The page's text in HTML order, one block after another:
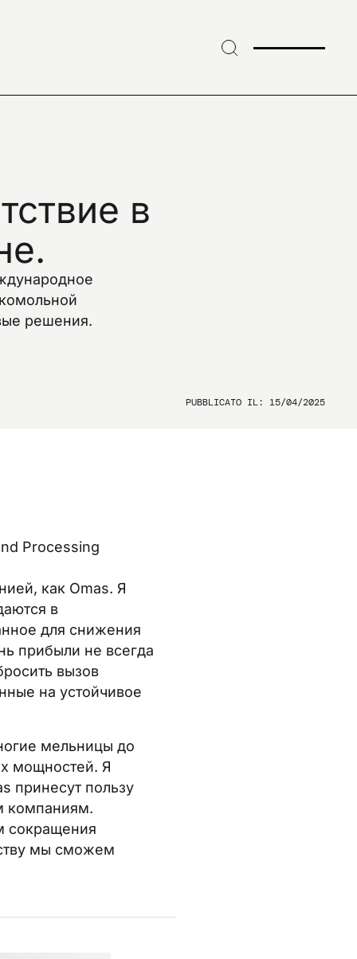
в
решения.
PUBBLICATO IL: 15/04/2025
Processing
как Omas. Я
в
для снижения
прибыли не всегда
вызов
на устойчивое
мельницы до
мощностей. Я
принесут пользу
компаниям.
сокращения
мы сможем